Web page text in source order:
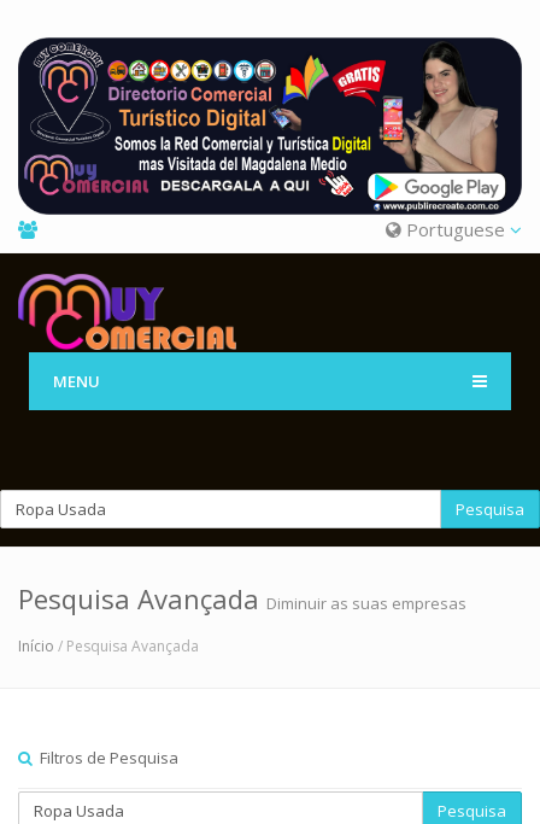
Portuguese
MENU
Pesquisa
Pesquisa Avançada Diminuir as suas empresas
Início / Pesquisa Avançada
Filtros de Pesquisa
Pesquisa